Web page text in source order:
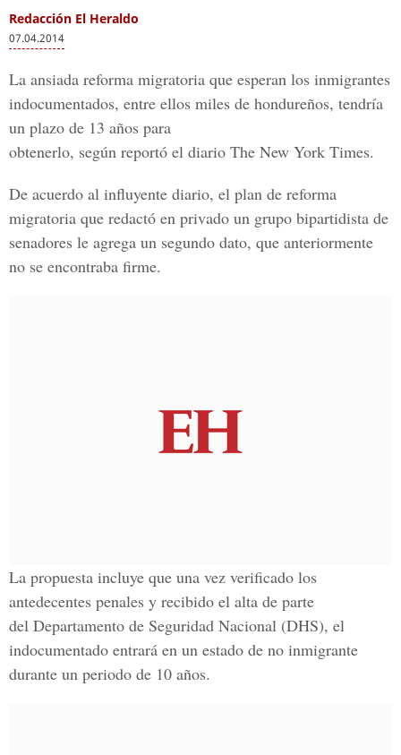
Redacción El Heraldo
07.04.2014
La ansiada reforma migratoria que esperan los inmigrantes
indocumentados, entre ellos miles de hondureños, tendría
un plazo de 13 años para
obtenerlo, según reportó el diario The New York Times.
De acuerdo al influyente diario, el plan de reforma
migratoria que redactó en privado un grupo bipartidista de
senadores le agrega un segundo dato, que anteriormente
no se encontraba firme.
La propuesta incluye que una vez verificado los
antedecentes penales y recibido el alta de parte
del Departamento de Seguridad Nacional (DHS), el
indocumentado entrará en un estado de no inmigrante
durante un periodo de 10 años.